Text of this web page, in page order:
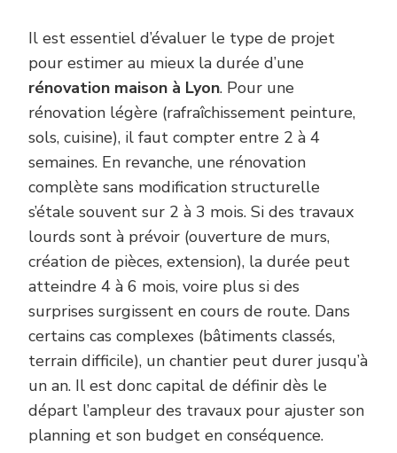
Il est essentiel d’évaluer le type de projet
pour estimer au mieux la durée d’une
rénovation maison à Lyon. Pour une
rénovation légère (rafraîchissement peinture,
sols, cuisine), il faut compter entre 2 à 4
semaines. En revanche, une rénovation
complète sans modification structurelle
s’étale souvent sur 2 à 3 mois. Si des travaux
lourds sont à prévoir (ouverture de murs,
création de pièces, extension), la durée peut
atteindre 4 à 6 mois, voire plus si des
surprises surgissent en cours de route. Dans
certains cas complexes (bâtiments classés,
terrain difficile), un chantier peut durer jusqu’à
un an. Il est donc capital de définir dès le
départ l’ampleur des travaux pour ajuster son
planning et son budget en conséquence.